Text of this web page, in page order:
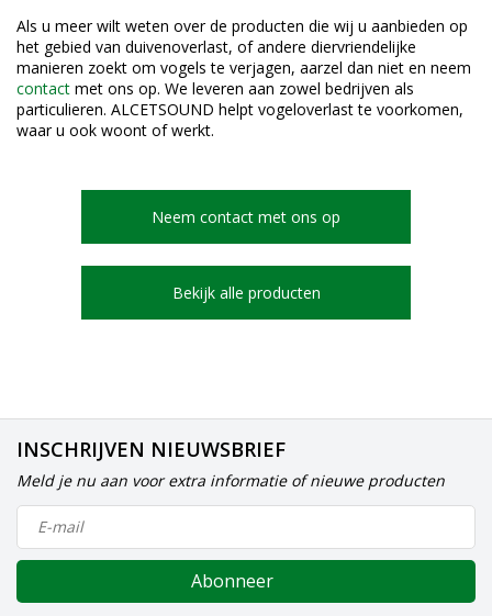
Als u meer wilt weten over de producten die wij u aanbieden op
het gebied van duivenoverlast, of andere diervriendelijke
manieren zoekt om vogels te verjagen, aarzel dan niet en neem
contact met ons op. We leveren aan zowel bedrijven als
particulieren. ALCETSOUND helpt vogeloverlast te voorkomen,
waar u ook woont of werkt.
Neem contact met ons op
Bekijk alle producten
INSCHRIJVEN NIEUWSBRIEF
Meld je nu aan voor extra informatie of nieuwe producten
Abonneer